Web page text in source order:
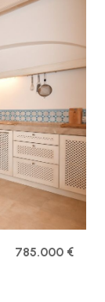
785.000 €